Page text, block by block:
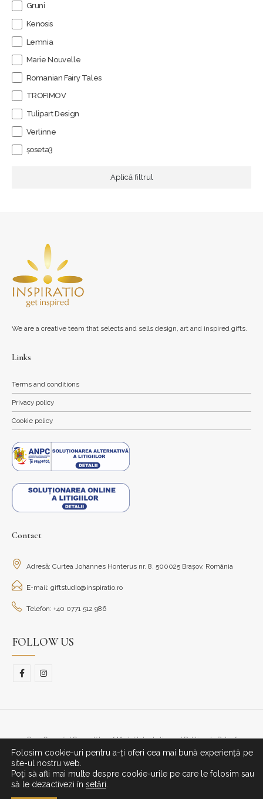
Gruni
Kenosis
Lemnia
Marie Nouvelle
Romanian Fairy Tales
TROFIMOV
Tulipart Design
Verlinne
șoseta3
Aplică filtrul
We are a creative team that selects and sells design, art and inspired gifts.
Links
Terms and conditions
Privacy policy
Cookie policy
Contact
Adresă: Curtea Johannes Honterus nr. 8, 500025 Brașov, România
E-mail: giftstudio@inspiratio.ro
Telefon: +40 0771 512 986
FOLLOW US
Cum Cumpăr/ Cum plătesc Modalitate de livrare Politica de Retur
© Copyright 2023. All Rights Reserved.
Folosim cookie-uri pentru a-ți oferi cea mai bună experiență pe
site-ul nostru web.
Poți să afli mai multe despre cookie-urile pe care le folosim sau
să le dezactivezi în setări